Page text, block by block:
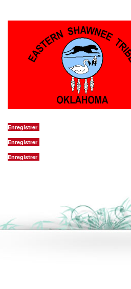
Enregistrer
Enregistrer
Enregistrer